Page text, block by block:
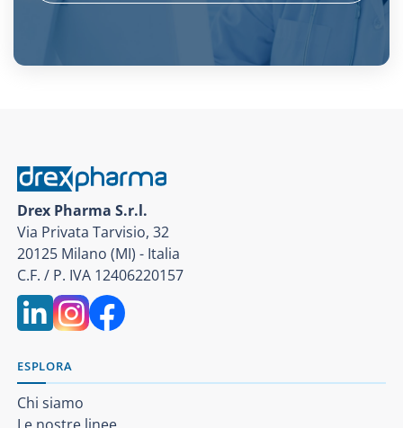
Drex Pharma S.r.l.
Via Privata Tarvisio, 32
20125 Milano (MI) - Italia
C.F. / P. IVA 12406220157
ESPLORA
Chi siamo